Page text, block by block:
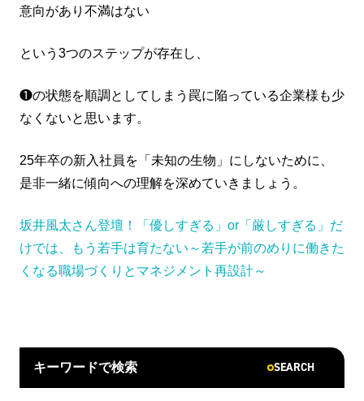
意向があり不満はない
という3つのステップが存在し、
❶の状態を順調としてしまう罠に陥っている企業様も少
なくないと思います。
25年卒の新入社員を「未知の生物」にしないために、
是非一緒に傾向への理解を深めていきましょう。
坂井風太さん登壇！「優しすぎる」or「厳しすぎる」だ
けでは、もう若手は育たない～若手が前のめりに働きた
くなる職場づくりとマネジメント再設計～
キーワードで検索 SEARCH